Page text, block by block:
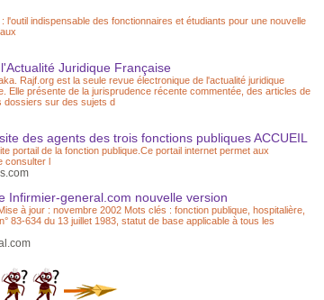
l'outil indispensable des fonctionnaires et étudiants pour une nouvelle
Juridique Française
Rajf.org est la seule revue électronique de l'actualité juridique
Elle présente de la jurisprudence récente commentée, des articles de
dossiers sur des sujets d
des agents des trois fonctions publiques ACCUEIL
portail de la fonction publique.Ce portail internet permet aux
consulter l
Infirmier-general.com nouvelle version
à jour : novembre 2002 Mots clés : fonction publique, hospitalière,
83-634 du 13 juillet 1983, statut de base applicable à tous les